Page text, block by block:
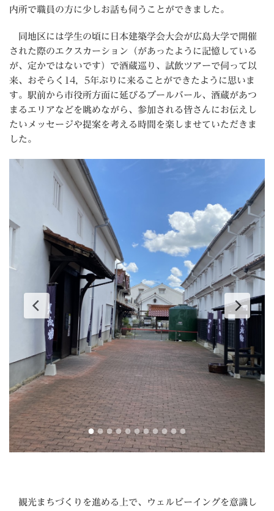
内所で職員の方に少しお話も伺うことができました。
同地区には学生の頃に日本建築学会大会が広島大学で開催
された際のエクスカーション（があったように記憶している
が、定かではないです）で酒蔵巡り、試飲ツアーで伺って以
来、おそらく14，5年ぶりに来ることができたように思いま
す。駅前から市役所方面に延びるブールバール、酒蔵があつ
まるエリアなどを眺めながら、参加される皆さんにお伝えし
たいメッセージや提案を考える時間を楽しませていただきま
した。
観光まちづくりを進める上で、ウェルビーイングを意識し